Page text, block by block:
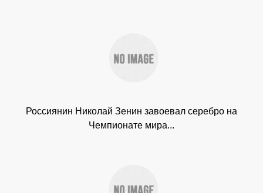
Россиянин Николай Зенин завоевал серебро на
Чемпионате мира...